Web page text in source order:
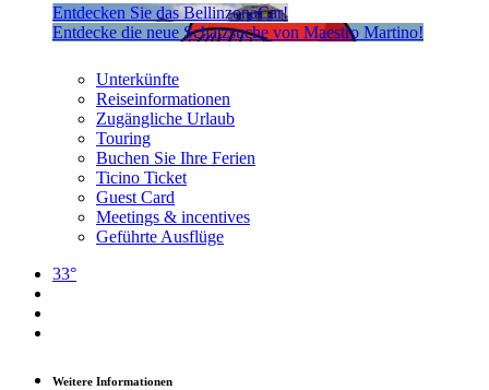
Entdecken Sie das BellinzonaCar!
Entdecke die neue Schatzsuche von Maestro Martino!
Unterkünfte
Reiseinformationen
Zugängliche Urlaub
Touring
Buchen Sie Ihre Ferien
Ticino Ticket
Guest Card
Meetings & incentives
Geführte Ausflüge
33°
Weitere Informationen